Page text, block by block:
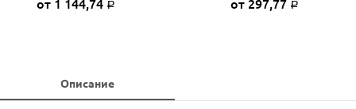
от 1 144,74 Р от 297,77 Р
Описание